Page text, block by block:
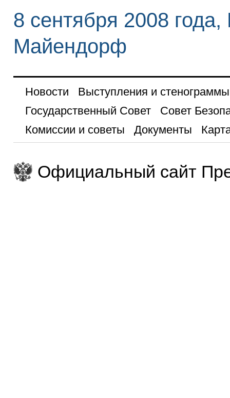
8 сентября 2008
Майендорф
Новости
Выступления и стенограммы
Государственный Совет
Совет
Комиссии и советы
Документы
Официальный сайт